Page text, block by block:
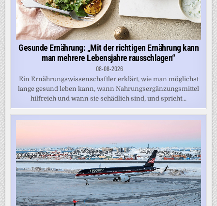
Gesunde Ernährung: „Mit der richtigen Ernährung kann
man mehrere Lebensjahre rausschlagen“
08-08-2026
Ein Ernährungswissenschaftler erklärt, wie man möglichst
lange gesund leben kann, wann Nahrungsergänzungsmittel
hilfreich und wann sie schädlich sind, und spricht...